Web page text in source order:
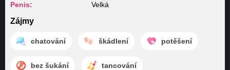
Penis: Velká
Zájmy
chatování škádlení potěšení
bez šukání tancování